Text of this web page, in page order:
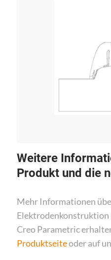
Weitere
Produkt und die
Mehr Informationen
Elektrodenkonstruktion
Creo Parametric
Produktseiteoder auf